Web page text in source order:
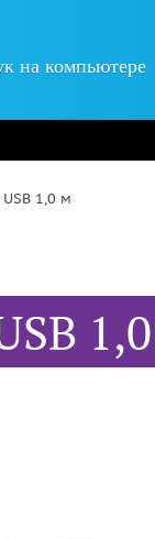
на компьютере
1,0 м